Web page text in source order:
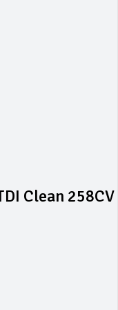
Clean 258CV